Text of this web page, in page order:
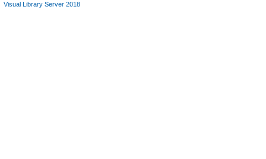
Visual Library Server 2018